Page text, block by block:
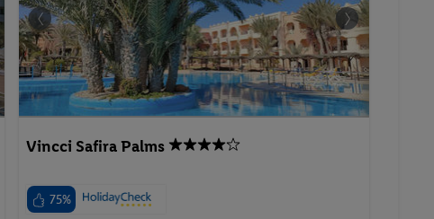
Vincci Safira Palms
75%